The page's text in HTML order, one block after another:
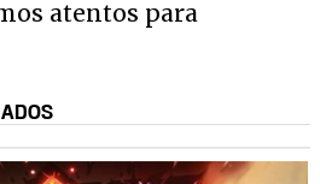
atentos para